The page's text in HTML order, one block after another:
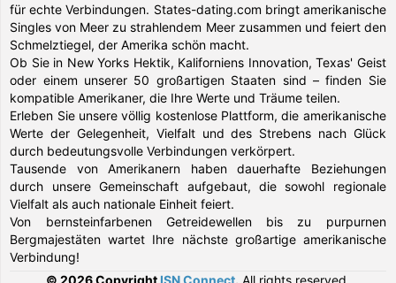
für echte Verbindungen. States-dating.com bringt amerikanische
Singles von Meer zu strahlendem Meer zusammen und feiert den
Schmelztiegel, der Amerika schön macht.
Ob Sie in New Yorks Hektik, Kaliforniens Innovation, Texas' Geist
oder einem unserer 50 großartigen Staaten sind – finden Sie
kompatible Amerikaner, die Ihre Werte und Träume teilen.
Erleben Sie unsere völlig kostenlose Plattform, die amerikanische
Werte der Gelegenheit, Vielfalt und des Strebens nach Glück
durch bedeutungsvolle Verbindungen verkörpert.
Tausende von Amerikanern haben dauerhafte Beziehungen
durch unsere Gemeinschaft aufgebaut, die sowohl regionale
Vielfalt als auch nationale Einheit feiert.
Von bernsteinfarbenen Getreidewellen bis zu purpurnen
Bergmajestäten wartet Ihre nächste großartige amerikanische
Verbindung!
© 2026 Copyright ISN Connect All rights reserved.